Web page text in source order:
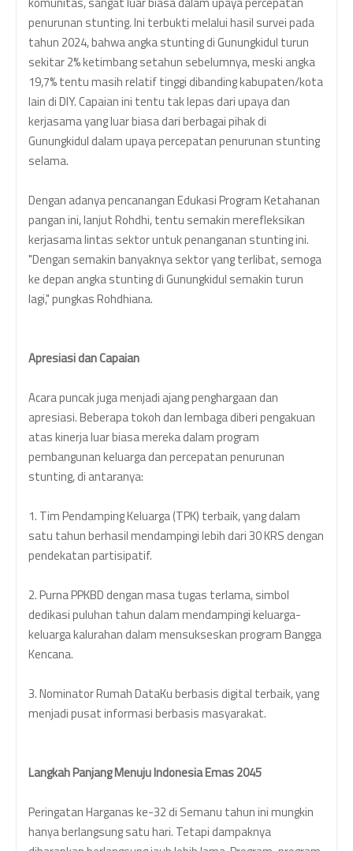
penurunan stunting. Ini terbukti melalui hasil survei pada
tahun 2024, bahwa angka stunting di Gunungkidul turun
sekitar 2% ketimbang setahun sebelumnya, meski angka
19,7% tentu masih relatif tinggi dibanding kabupaten/kota
lain di DIY. Capaian ini tentu tak lepas dari upaya dan
kerjasama yang luar biasa dari berbagai pihak di
Gunungkidul dalam upaya percepatan penurunan stunting
selama.
Dengan adanya pencanangan Edukasi Program Ketahanan
pangan ini, lanjut Rohdhi, tentu semakin merefleksikan
kerjasama lintas sektor untuk penanganan stunting ini.
"Dengan semakin banyaknya sektor yang terlibat, semoga
ke depan angka stunting di Gunungkidul semakin turun
lagi," pungkas Rohdhiana.
Apresiasi dan Capaian
Acara puncak juga menjadi ajang penghargaan dan
apresiasi. Beberapa tokoh dan lembaga diberi pengakuan
atas kinerja luar biasa mereka dalam program
pembangunan keluarga dan percepatan penurunan
stunting, di antaranya:
1. Tim Pendamping Keluarga (TPK) terbaik, yang dalam
satu tahun berhasil mendampingi lebih dari 30 KRS dengan
pendekatan partisipatif.
2. Purna PPKBD dengan masa tugas terlama, simbol
dedikasi puluhan tahun dalam mendampingi keluarga-
keluarga kalurahan dalam mensukseskan program Bangga
Kencana.
3. Nominator Rumah DataKu berbasis digital terbaik, yang
menjadi pusat informasi berbasis masyarakat.
Langkah Panjang Menuju Indonesia Emas 2045
Peringatan Harganas ke-32 di Semanu tahun ini mungkin
hanya berlangsung satu hari. Tetapi dampaknya